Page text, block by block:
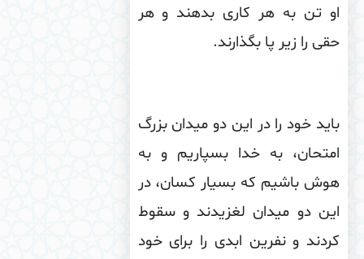
تن به هر كارى بدهند و هر
را زیر پا بگذارند.
خود را در این دو میدان بزرگ
به خدا بسپاریم و به
باشیم كه بسیار كسان، در
دو میدان لغزیدند و سقوط
و نفرین ابدى را براى خود